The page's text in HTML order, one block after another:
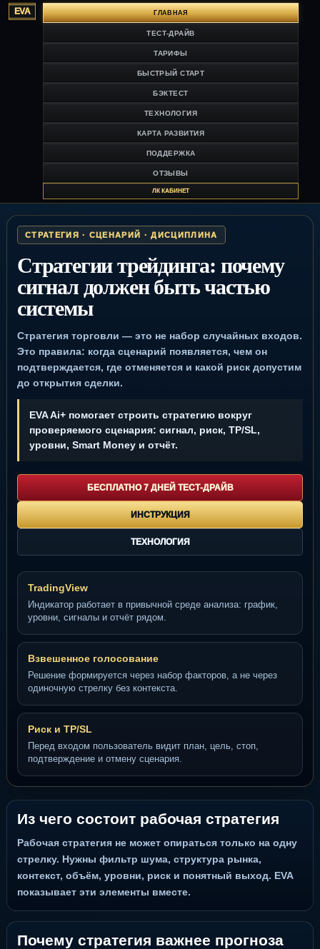
EVA ГЛАВНАЯ
ТЕСТ-ДРАЙВ
ТАРИФЫ
БЫСТРЫЙ СТАРТ
БЭКТЕСТ
ТЕХНОЛОГИЯ
КАРТА РАЗВИТИЯ
ПОДДЕРЖКА
ОТЗЫВЫ
ЛК КАБИНЕТ
СТРАТЕГИЯ · СЦЕНАРИЙ · ДИСЦИПЛИНА
Стратегии трейдинга: почему
сигнал должен быть частью
системы
Стратегия торговли — это не набор случайных входов.
Это правила: когда сценарий появляется, чем он
подтверждается, где отменяется и какой риск допустим
до открытия сделки.
EVA Ai+ помогает строить стратегию вокруг
проверяемого сценария: сигнал, риск, TP/SL,
уровни, Smart Money и отчёт.
БЕСПЛАТНО 7 ДНЕЙ ТЕСТ-ДРАЙВ
ИНСТРУКЦИЯ
ТЕХНОЛОГИЯ
TradingView
Индикатор работает в привычной среде анализа: график,
уровни, сигналы и отчёт рядом.
Взвешенное голосование
Решение формируется через набор факторов, а не через
одиночную стрелку без контекста.
Риск и TP/SL
Перед входом пользователь видит план, цель, стоп,
подтверждение и отмену сценария.
Из чего состоит рабочая стратегия
Рабочая стратегия не может опираться только на одну
стрелку. Нужны фильтр шума, структура рынка,
контекст, объём, уровни, риск и понятный выход. EVA
показывает эти элементы вместе.
Почему стратегия важнее прогноза